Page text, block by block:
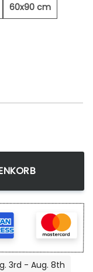
60x90 cm
3rd - Aug. 8th